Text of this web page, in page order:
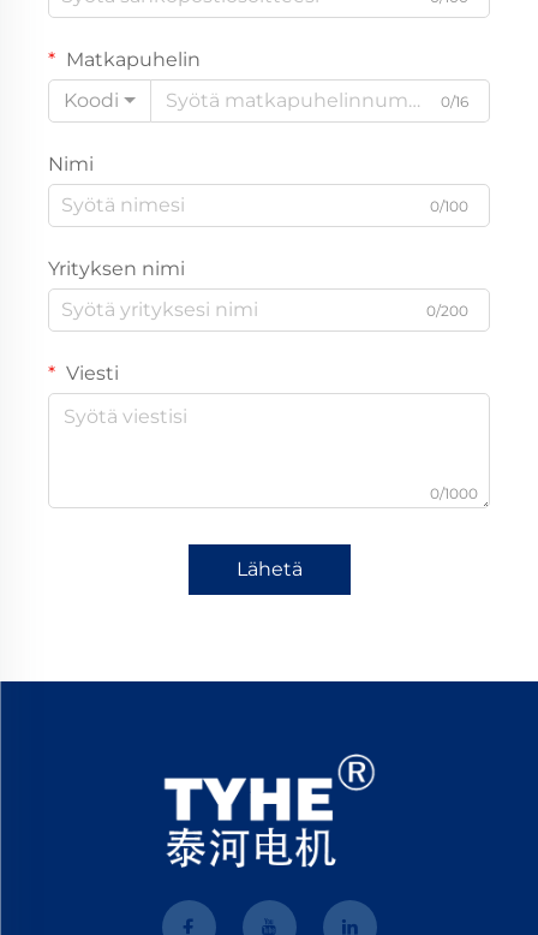
Matkapuhelin
Koodi
0/16
Nimi
0/100
Yrityksen nimi
0/200
Viesti
0/1000
Lähetä